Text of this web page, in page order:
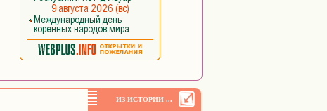
ИЗ ИСТОРИИ ...